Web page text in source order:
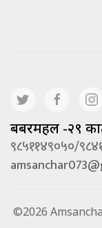
बबरमहल -२९
९८५११४९०५०/
©2026 Amsanchar